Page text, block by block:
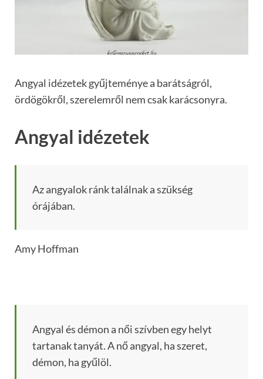
Angyal idézetek gyűjteménye a barátságról,
ördögökről, szerelemről nem csak karácsonyra.
Angyal idézetek
Az angyalok ránk találnak a szükség
órájában.
Amy Hoffman
Angyal és démon a női szívben egy helyt
tartanak tanyát. A nő angyal, ha szeret,
démon, ha gyűlöl.